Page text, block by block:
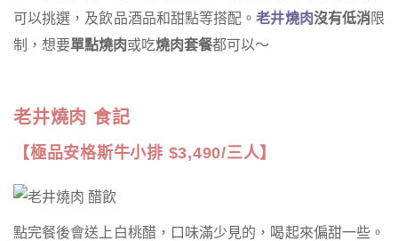
可以挑選，及飲品酒品和甜點等搭配。老井燒肉沒有低消 限
制，想要單點燒肉或吃燒肉套餐都可以～
老井燒肉 食記
【極品安格斯牛小排 $3,490/三人】
點完餐後會送上白桃醋，口味滿少見的，喝起來偏甜一些。